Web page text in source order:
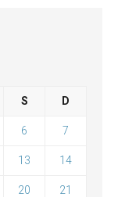
S D
6 7
13 14
20 21